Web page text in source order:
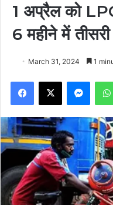
1 अप्रैल को
6 महीने में
March 31, 2024 1
Facebook
X